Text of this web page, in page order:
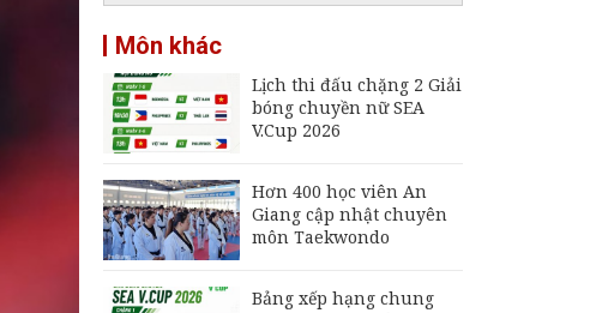
Mỹ Đình
Đội tuyển Futsal Việt
Nam gây bất ngờ
thế giới
Đội tuyển Việt Nam
thắng thuyết phục
dẫn đầu bảng A
Môn khác
Lịch thi đấu chặng 2 Giải
bóng chuyền nữ SEA
V.Cup 2026
Hơn 400 học viên An
Giang cập nhật chuyên
môn Taekwondo
Bảng xếp hạng chung